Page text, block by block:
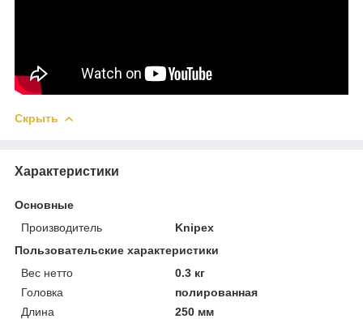
Скрыть
Характеристики
Основные
Производитель
Knipex
Пользовательские характеристики
Вес нетто
0.3 кг
Головка
полированная
Длина
250 мм